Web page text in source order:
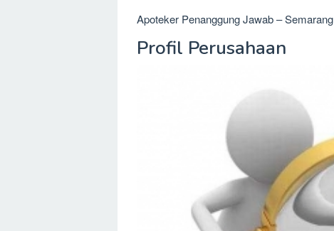
Apoteker Penanggung Jawab – Semarang
Profil Perusahaan